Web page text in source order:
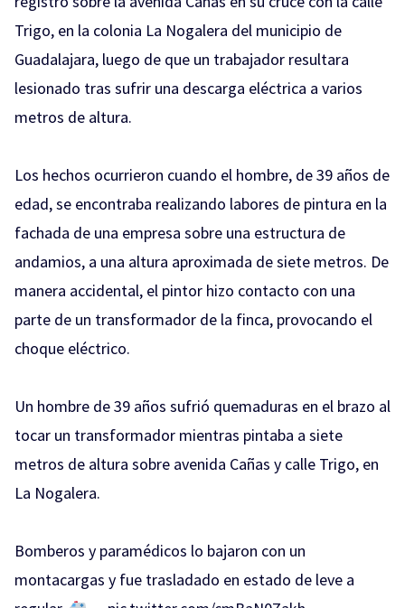
Trigo, en la colonia La Nogalera del municipio de
Guadalajara, luego de que un trabajador resultara
lesionado tras sufrir una descarga eléctrica a varios
metros de altura.
Los hechos ocurrieron cuando el hombre, de 39 años de
edad, se encontraba realizando labores de pintura en la
fachada de una empresa sobre una estructura de
andamios, a una altura aproximada de siete metros. De
manera accidental, el pintor hizo contacto con una
parte de un transformador de la finca, provocando el
choque eléctrico.
Un hombre de 39 años sufrió quemaduras en el brazo al
tocar un transformador mientras pintaba a siete
metros de altura sobre avenida Cañas y calle Trigo, en
La Nogalera.
Bomberos y paramédicos lo bajaron con un
montacargas y fue trasladado en estado de leve a